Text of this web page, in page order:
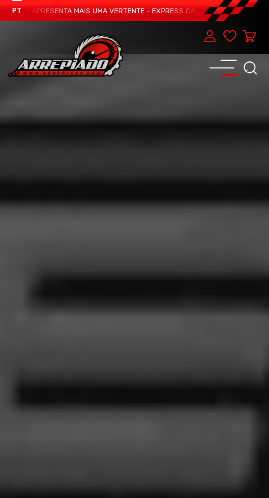
PTAPRESENTA MAIS UMA VERTENTE - EXPRESS CAR SERVICE,